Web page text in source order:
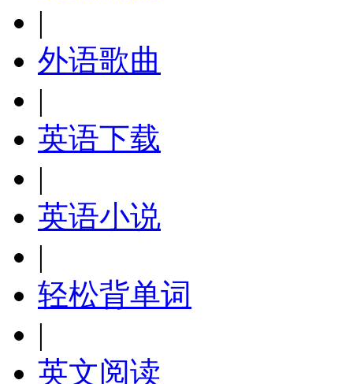
|
外语歌曲
|
英语下载
|
英语小说
|
轻松背单词
|
英文阅读